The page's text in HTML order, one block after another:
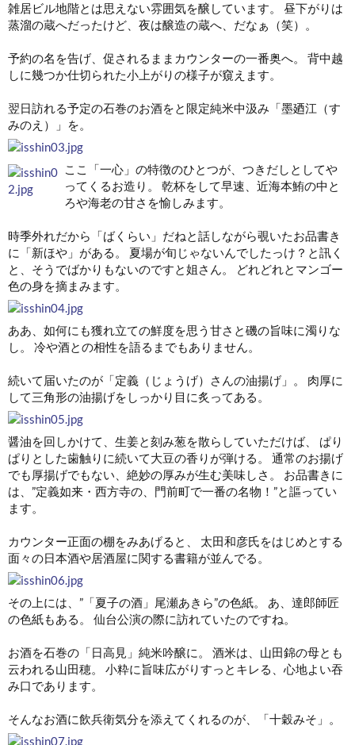
雑居ビル地階とは思えない雰囲気を醸しています。 昼下がりは
蒸溜の蔵へだったけど、夜は醸造の蔵へ、だなぁ（笑）。
予約の名を告げ、促されるままカウンターの一番奥へ。 背中越
しに幾つか仕切られた小上がりの様子が窺えます。
翌日訪れる予定の石巻のお酒をと限定純米中汲み「墨廼江（す
みのえ）」を。
ここ「一心」の特徴のひとつが、つきだしとしてや
ってくるお造り。 乾杯をして早速、近海本鮪の中と
ろや海老の甘さを愉しみます。
時季外れだから「ばくらい」だねと話しながら覗いたお品書き
に「新ほや」がある。 夏場が旬じゃないんでしたっけ？と訊く
と、そうでばかりもないのですと姐さん。 どれどれとマンゴー
色の身を摘まみます。
ああ、如何にも獲れ立ての鮮度を思う甘さと磯の旨味に濁りな
し。 冷や酒との相性を語るまでもありません。
続いて届いたのが「定義（じょうげ）さんの油揚げ」。 肉厚に
して三角形の油揚げをしっかり目に炙ってある。
醤油を回しかけて、生姜と刻み葱を散らしていただけば、 ぱり
ぱりとした歯触りに続いて大豆の香りが弾ける。 通常のお揚げ
でも厚揚げでもない、絶妙の厚みが生む美味しさ。 お品書きに
は、”定義如来・西方寺の、門前町で一番の名物！”と謳ってい
ます。
カウンター正面の棚をみあげると、 太田和彦氏をはじめとする
面々の日本酒や居酒屋に関する書籍が並んでる。
その上には、”「夏子の酒」尾瀬あきら”の色紙。 あ、達郎師匠
の色紙もある。 仙台公演の際に訪れていたのですね。
お酒を石巻の「日高見」純米吟醸に。 酒米は、山田錦の母とも
云われる山田穂。 小粋に旨味広がりすっとキレる、心地よい吞
み口であります。
そんなお酒に飲兵衛気分を添えてくれるのが、「十穀みそ」。